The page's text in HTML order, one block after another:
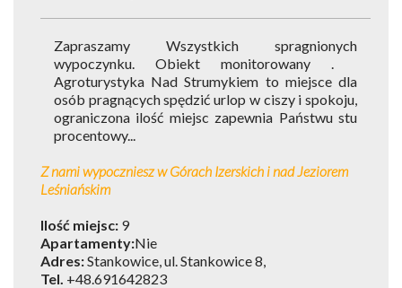
Zapraszamy Wszystkich spragnionych
wypoczynku. Obiekt monitorowany .
Agroturystyka Nad Strumykiem to miejsce dla
osób pragnących spędzić urlop w ciszy i spokoju,
ograniczona ilość miejsc zapewnia Państwu stu
procentowy...
Z nami wypoczniesz w Górach Izerskich i nad Jeziorem
Leśniańskim
Ilość miejsc: 9
Apartamenty:Nie
Adres:Stankowice, ul. Stankowice 8,
Tel. +48.691642823